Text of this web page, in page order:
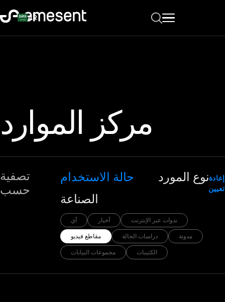
مركز الموارد
تصفية
حسب
حالة الاستخدام
نوع المورد
الصناعة
أي أخبار
ندوات عبر الإنترنت
مقاطع فيديو
دراسات الحالة
مدونة
مجموعات البيانات
الكتيبات
إعادة
تعيين
AR